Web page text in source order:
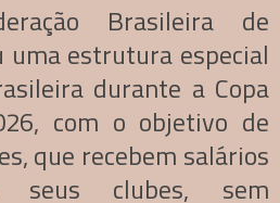
Brasileira de
uma estrutura especial
durante a Copa
com o objetivo de
que recebem salários
seus clubes, sem